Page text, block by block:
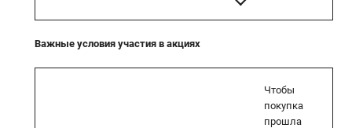
Важные условия участия в акциях
Чтобы
покупка
прошла